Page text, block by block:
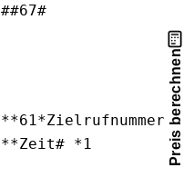
##67#
**61*Zielrufnummer
**Zeit# *1
Preis berechnen